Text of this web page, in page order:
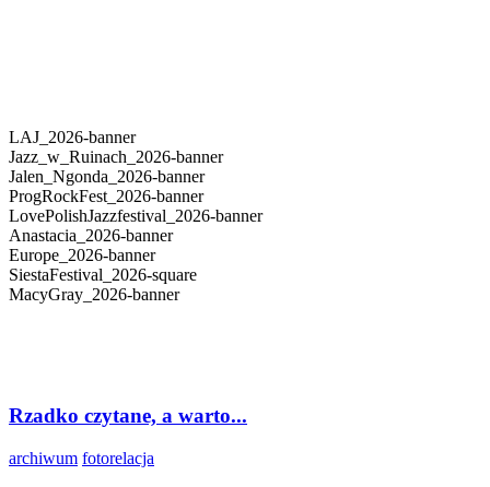
LAJ_2026-banner
Jazz_w_Ruinach_2026-banner
Jalen_Ngonda_2026-banner
ProgRockFest_2026-banner
LovePolishJazzfestival_2026-banner
Anastacia_2026-banner
Europe_2026-banner
SiestaFestival_2026-square
MacyGray_2026-banner
Rzadko czytane, a warto...
archiwum fotorelacja